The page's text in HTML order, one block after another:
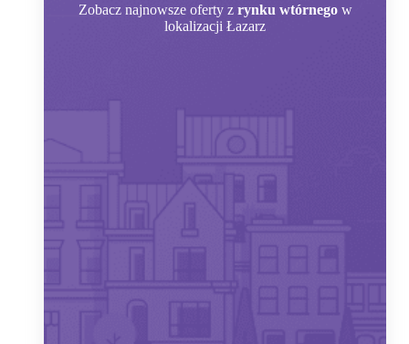
Zobacz najnowsze oferty z rynku wtórnego w
lokalizacji Łazarz